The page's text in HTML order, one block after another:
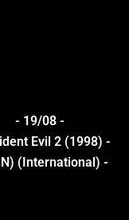
- 19/08 -
Evil 2 (1998) -
(International) -